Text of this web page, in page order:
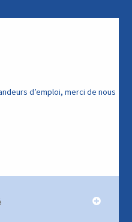
d’emploi, merci de nous